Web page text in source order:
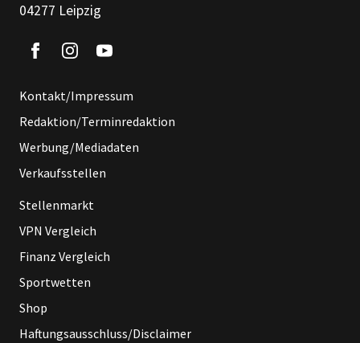
04277 Leipzig
Kontakt/Impressum
Redaktion/Terminredaktion
Werbung/Mediadaten
Verkaufsstellen
Stellenmarkt
VPN Vergleich
Finanz Vergleich
Sportwetten
Shop
Haftungsausschluss/Disclaimer